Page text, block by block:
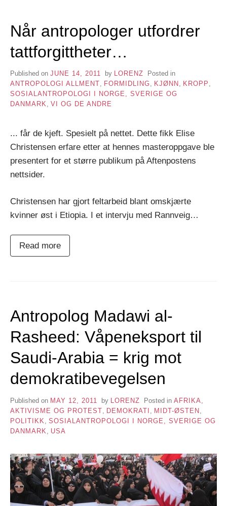
Når antropologer utfordrer
tattforgittheter…
Published on JUNE 14, 2011 by LORENZ
Posted in
ANTROPOLOGI ALLMENT, FORMIDLING, KJØNN , KROPP ,
SOSIALANTROPOLOGI I NORGE, SVERIGE OG
DANMARK, VI OG DE ANDRE
... får de kjeft. Spesielt på nettet. Dette fikk Elise
Christensen erfare etter at hennes masteroppgave ble
presentert for et større publikum på Aftenpostens
nettsider.
Christensen har gjort feltarbeid blant omskjærte
kvinner øst i Etiopia. I et intervju med Rannveig…
Read more
Antropolog Madawi al-
Rasheed: Våpeneksport til
Saudi-Arabia = krig mot
demokratibevegelsen
Published on MAY 12, 2011 by LORENZ Posted in AFRIKA
AKTIVISME OG PROTEST
DEMOKRATI MIDT-ØSTEN
POLITIKK
SOSIALANTROPOLOGI I NORGE, SVERIGE OG
DANMARK
USA